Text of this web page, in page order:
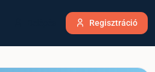
Regisztráció